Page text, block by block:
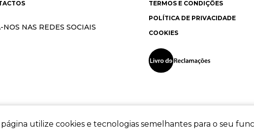
utilize cookies e tecnologias semelhantes para o seu
NOS NAS REDES SOCIAIS
TERMOS E CONDIÇÕES
POLÍTICA DE PRIVACIDADE
COOKIES
critec